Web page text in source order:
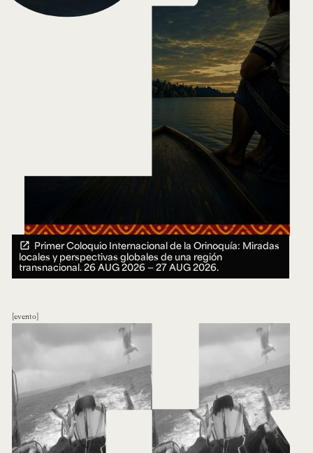
Primer Coloquio Internacional de la Orinoquía: Miradas
locales y perspectivas globales de una región
transnacional.26 AUG 2026 ― 27 AUG 2026.
evento